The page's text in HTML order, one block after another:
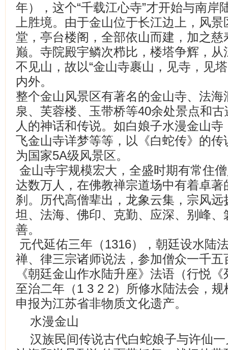
年），这个“千载江心寺”才开始与南岸
上胜境。由于金山位于长江边上，风
堂，亭台楼阁，全部依山而建，加之
巅。寺院殿宇鳞次栉比，楼塔争辉，
不见山，故以“金山寺裹山，见寺，见
内外。
整个金山风景区有著名的金山寺、法
泉、芙蓉楼、玉带桥等40余处景点和
人的神话和传说。如白娘子水漫金山
飞金山寺详梦等等，以《白蛇传》的
为国家5A级风景区。
金山寺宇规模宏大，全盛时期有常住
达数万人，在佛教禅宗道场中有着卓
刹。历代高僧辈出，龙象云集，宗风
坦、法海、佛印、克勤、应深、别峰
善。
元代延佑三年（1316），朝廷设水陆
禅、律三宗诸师说法，参加僧众一千
《朝廷金山作水陆升座》法语（行悦
至治二年（1 3 2 2）所修水陆法会，
申报为江苏省非物质文化遗产。
水漫金山
汉族民间传说古代白蛇娘子与许仙